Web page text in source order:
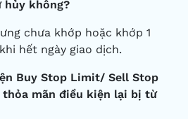
hủy không?
chưa khớp hoặc khớp 1
hết ngày giao dịch.
Buy Stop Limit/ Sell Stop
mãn điều kiện lại bị từ